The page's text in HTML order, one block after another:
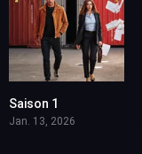
Saison 1
Jan. 13, 2026